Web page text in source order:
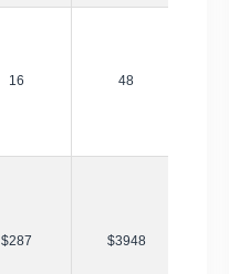
16 48
$287 $3948